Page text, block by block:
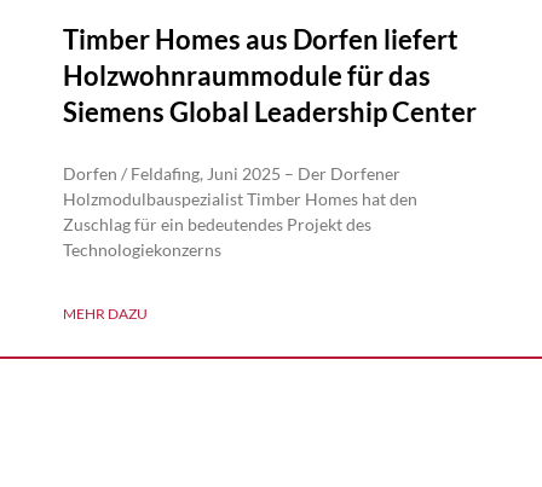
Timber Homes aus Dorfen liefert
Holzwohnraummodule für das
Siemens Global Leadership Center
Dorfen / Feldafing, Juni 2025 – Der Dorfener
Holzmodulbauspezialist Timber Homes hat den
Zuschlag für ein bedeutendes Projekt des
Technologiekonzerns
MEHR DAZU